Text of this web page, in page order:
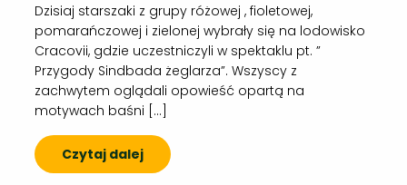
Dzisiaj starszaki z grupy różowej , fioletowej,
pomarańczowej i zielonej wybrały się na lodowisko
Cracovii, gdzie uczestniczyli w spektaklu pt. ”
Przygody Sindbada żeglarza”. Wszyscy z
zachwytem oglądali opowieść opartą na
motywach baśni […]
Czytaj dalej